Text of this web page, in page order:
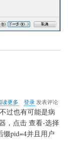
读更多
于
system
进
程
登录发表评论
过也有可能是病
，点击 查看-选择
缀pid=4并且用户